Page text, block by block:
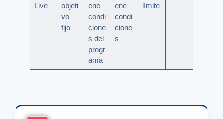
Live
objeti
vo
fijo
ene
condi
cione
s del
progr
ama
ene
condi
cione
s
límite